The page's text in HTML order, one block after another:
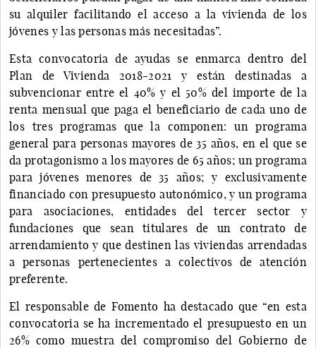
su alquiler facilitando el acceso a la vivienda de los
jóvenes y las personas más necesitadas”.
Esta convocatoria de ayudas se enmarca dentro del
Plan de Vivienda 2018-2021 y están destinadas a
subvencionar entre el 40% y el 50% del importe de la
renta mensual que paga el beneficiario de cada uno de
los tres programas que la componen: un programa
general para personas mayores de 35 años, en el que se
da protagonismo a los mayores de 65 años; un programa
para jóvenes menores de 35 años; y exclusivamente
financiado con presupuesto autonómico, y un programa
para asociaciones, entidades del tercer sector y
fundaciones que sean titulares de un contrato de
arrendamiento y que destinen las viviendas arrendadas
a personas pertenecientes a colectivos de atención
preferente.
El responsable de Fomento ha destacado que “en esta
convocatoria se ha incrementado el presupuesto en un
26% como muestra del compromiso del Gobierno de